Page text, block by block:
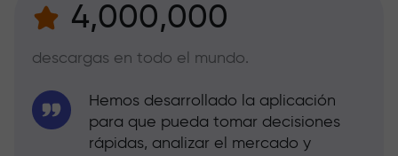
4,000,000
descargas en todo el mundo.
Hemos desarrollado la aplicación
para que pueda tomar decisiones
rápidas, analizar el mercado y